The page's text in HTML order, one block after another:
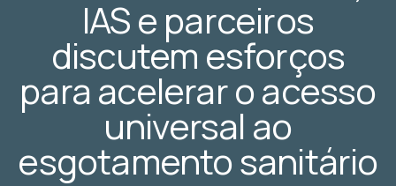
IAS e parceiros
discutem esforços
para acelerar o acesso
universal ao
esgotamento sanitário